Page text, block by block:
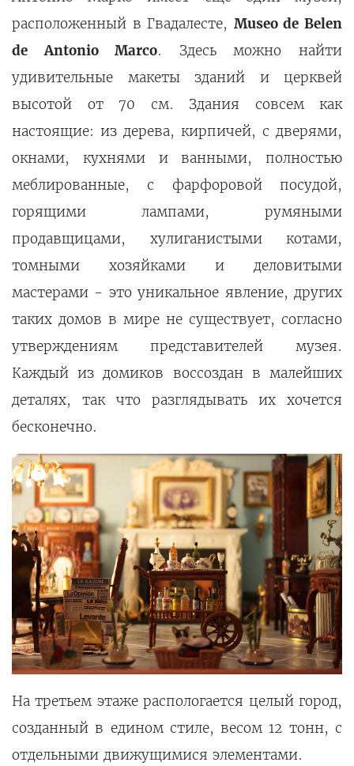
расположенный в Гвадалесте, Museo de Belen
de Antonio Marco. Здесь можно найти
удивительные макеты зданий и церквей
высотой от 70 см. Здания совсем как
настоящие: из дерева, кирпичей, с дверями,
окнами, кухнями и ванными, полностью
меблированные, с фарфоровой посудой,
горящими лампами, румяными
продавщицами, хулиганистыми котами,
томными хозяйками и деловитыми
мастерами - это уникальное явление, других
таких домов в мире не существует, согласно
утверждениям представителей музея.
Каждый из домиков воссоздан в малейших
деталях, так что разглядывать их хочется
бесконечно.
На третьем этаже распологается целый город,
созданный в едином стиле, весом 12 тонн, с
отдельными движущимися элементами.